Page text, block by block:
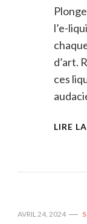
l’e-
d’art.
ces
LIRE
AVRIL 24, 2024